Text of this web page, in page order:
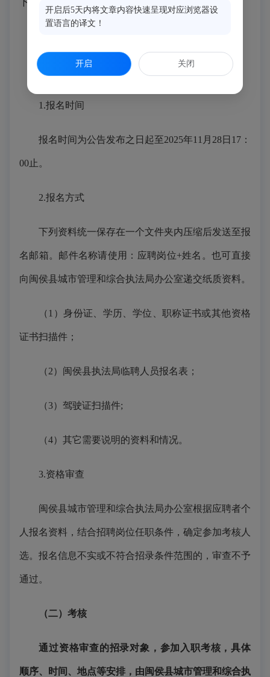
下。
（一 报名
1.报名时间
报名时间为公告发布之日起至2025年11 月 28日 17：
00止。
2.报名方式
下列资料统一保存在一个文件夹内压缩后发送至报
名邮箱。邮件名称请使用：应聘岗位+姓名。也可直接
向闽侯县城市管理和综合执法局办公室递交纸质资料。
（1）身份证、学历、学位、职称证书或其他资格
证书扫描件；
（2） 闽侯县执法局临聘人员报名表；
（3） 驾驶证扫描件;
（4） 其它需要说明的资料和情况。
3.资格审查
闽侯县城市管理和综合执法局办公室根据应聘者个
人报名资料，结合招聘岗位任职条件，确定参加考核人
选。报名信息不实或不符合招录条件范围的，审查不予
通过。
（二）考核
通过资格审查的招录对象，参加入职考核，具体
顺序、时间、地点等安排，由闽侯县城市管理和综合执
开启后5天内将文章内容快速呈现对应浏览器设
置语言的译文！
开启 关闭